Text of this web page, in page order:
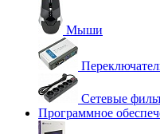
Мыши
Сетевые
Программное